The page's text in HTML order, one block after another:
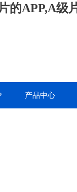
的APP,A级
产品中心